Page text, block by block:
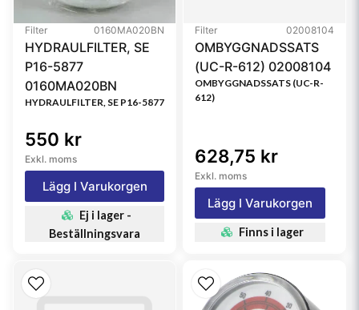
Primary Application
RACOR R26P
Referensfilter:
R26P, FS1247, BF1204, BF1204SP, BR1204-OP,
SK3838, SN902630
Filter 0160MA020BN
HYDRAULFILTER, SE
P16-5877
0160MA020BN
HYDRAULFILTER, SE P16-5877
550 kr
Exkl. moms
Lägg I Varukorgen
Ej i lager -
Beställningsvara
Filter 02008104
OMBYGGNADSSATS
(UC-R-612) 02008104
OMBYGGNADSSATS (UC-R-
612)
628,75 kr
Exkl. moms
Lägg I Varukorgen
Finns i lager